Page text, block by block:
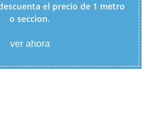
el precio de 1 metro
o seccion.
ver ahora